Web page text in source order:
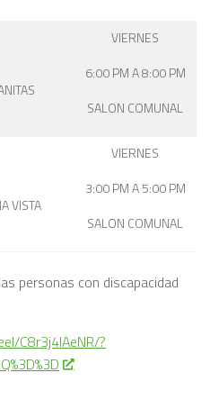
VIERNES
6:00 PM A 8:00 PM
SALON COMUNAL
VISTA
VIERNES
3:00 PM A 5:00 PM
SALON COMUNAL
personas con discapacidad
C8r3j4IAeNR/?